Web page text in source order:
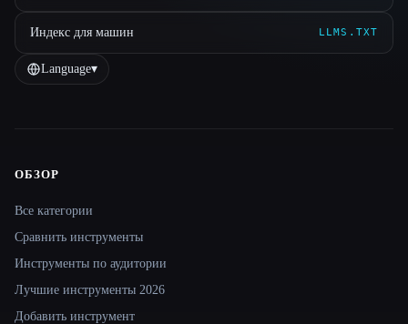
Индекс для машин LLMS.TXT
Language▾
Site navigation
ОБЗОР
Все категории
Сравнить инструменты
Инструменты по аудитории
Лучшие инструменты 2026
Добавить инструмент